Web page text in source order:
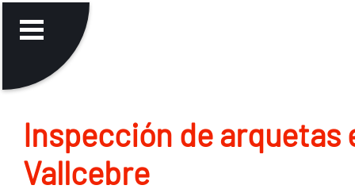
Inspección de arquetas
Vallcebre